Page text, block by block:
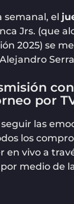
semanal, el
Jrs. (que
2025) se
por
las
los
en vivo a
medio de